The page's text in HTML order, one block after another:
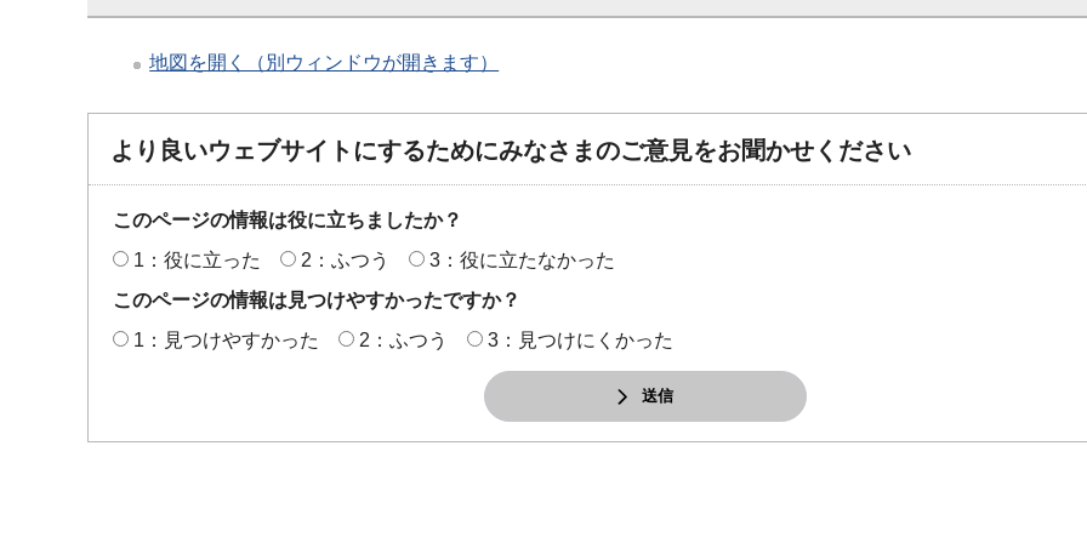
地図を開く（別ウィンドウが開きます）
より良いウェブサイトにするためにみなさまのご意見をお聞かせください
このページの情報は役に立ちましたか？
1：役に立った
2：ふつう
3：役に立たなかった
このページの情報は見つけやすかったですか？
1：見つけやすかった
2：ふつう 3：見つけにくかった
送信